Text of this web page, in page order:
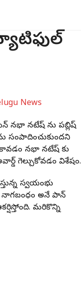
నభా నటేష్ ను పబ్లిష్
సంపాదించుకుందని
నభా నటేష్ కు
గెల్చుకోవడం విశేషం.
స్వయంభు
అనే పాన్
మరికొన్ని